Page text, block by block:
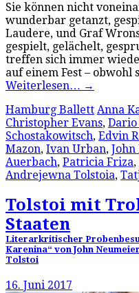
Sie können nicht
wunderbar getanzt,
Laudere, und Graf
gespielt, gelächelt,
treffen sich immer
auf einem Fest –
Weiterlesen… →
Hamburg Ballett Anna
Christopher Evans,
Schostakowitsch, Edvin
Mazon, Ivan Urban,
Auerbach, Patricia Friza,
Andrejewna Tolstoia,
Tolstoi mit
Staaten
Literarkritischer
Karenina“ von John
Tolstoi
16. Juni 2017